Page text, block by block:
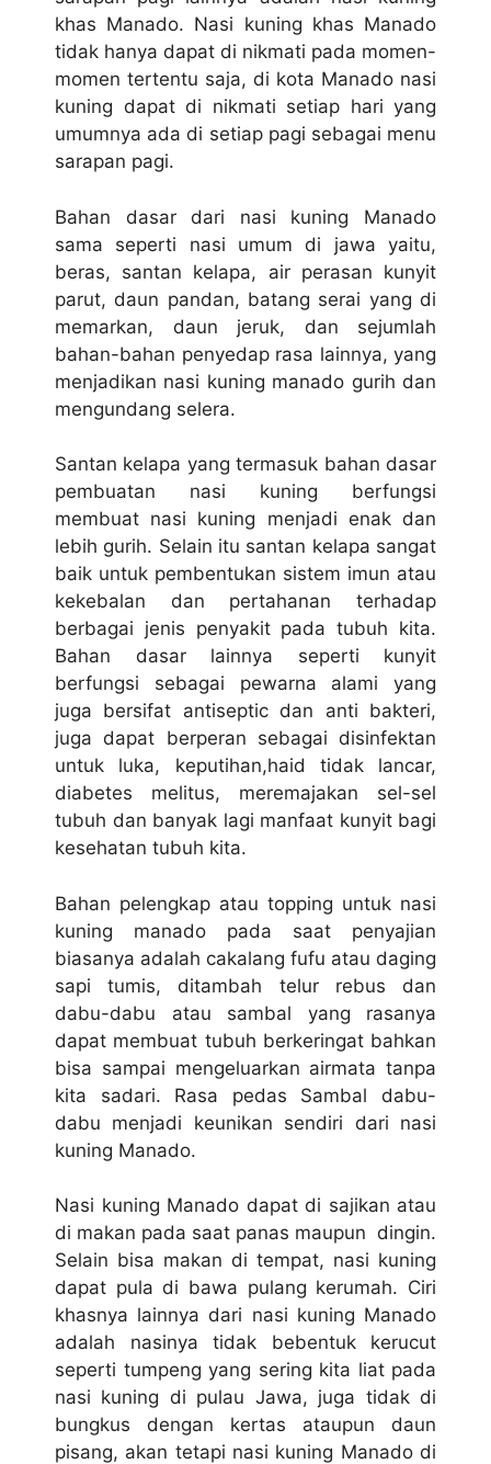
khas Manado. Nasi kuning khas Manado
tidak hanya dapat di nikmati pada momen-
momen tertentu saja, di kota Manado nasi
kuning dapat di nikmati setiap hari yang
umumnya ada di setiap pagi sebagai menu
sarapan pagi.
Bahan dasar dari nasi kuning Manado
sama seperti nasi umum di jawa yaitu,
beras, santan kelapa, air perasan kunyit
parut, daun pandan, batang serai yang di
memarkan, daun jeruk, dan sejumlah
bahan-bahan penyedap rasa lainnya, yang
menjadikan nasi kuning manado gurih dan
mengundang selera.
Santan kelapa yang termasuk bahan dasar
pembuatan nasi kuning berfungsi
membuat nasi kuning menjadi enak dan
lebih gurih. Selain itu santan kelapa sangat
baik untuk pembentukan sistem imun atau
kekebalan dan pertahanan terhadap
berbagai jenis penyakit pada tubuh kita.
Bahan dasar lainnya seperti kunyit
berfungsi sebagai pewarna alami yang
juga bersifat antiseptic dan anti bakteri,
juga dapat berperan sebagai disinfektan
untuk luka, keputihan,haid tidak lancar,
diabetes melitus, meremajakan sel-sel
tubuh dan banyak lagi manfaat kunyit bagi
kesehatan tubuh kita.
Bahan pelengkap atau topping untuk nasi
kuning manado pada saat penyajian
biasanya adalah cakalang fufu atau daging
sapi tumis, ditambah telur rebus dan
dabu-dabu atau sambal yang rasanya
dapat membuat tubuh berkeringat bahkan
bisa sampai mengeluarkan airmata tanpa
kita sadari. Rasa pedas Sambal dabu-
dabu menjadi keunikan sendiri dari nasi
kuning Manado.
Nasi kuning Manado dapat di sajikan atau
di makan pada saat panas maupun dingin.
Selain bisa makan di tempat, nasi kuning
dapat pula di bawa pulang kerumah. Ciri
khasnya lainnya dari nasi kuning Manado
adalah nasinya tidak bebentuk kerucut
seperti tumpeng yang sering kita liat pada
nasi kuning di pulau Jawa, juga tidak di
bungkus dengan kertas ataupun daun
pisang, akan tetapi nasi kuning Manado di